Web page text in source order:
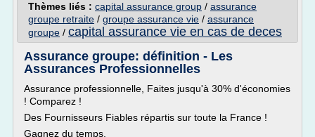
Thèmes liés : capital assurance group / assurance
groupe retraite / groupe assurance vie / assurance
groupe / capital assurance vie en cas de deces
Assurance groupe: définition - Les
Assurances Professionnelles
Assurance professionnelle, Faites jusqu'à 30% d'économies
! Comparez !
Des Fournisseurs Fiables répartis sur toute la France !
Gagnez du temps,